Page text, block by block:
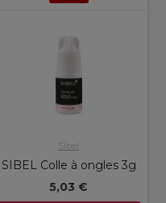
Sibel
SIBEL Colle à ongles 3g
5,03 €